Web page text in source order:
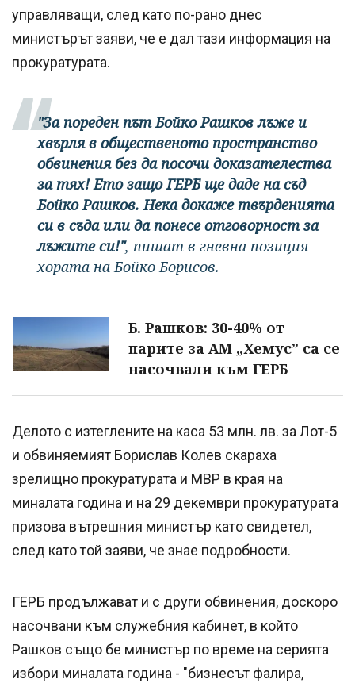
управляващи, след като по-рано днес
министърът заяви, че е дал тази информация на
прокуратурата.
"За пореден път Бойко Рашков лъже и
хвърля в общественото пространство
обвинения без да посочи доказателества
за тях! Ето защо ГЕРБ ще даде на съд
Бойко Рашков. Нека докаже твърденията
си в съда или да понесе отговорност за
лъжите си!", пишат в гневна позиция
хората на Бойко Борисов.
Б. Рашков: 30-40% от
парите за АМ „Хемус” са се
насочвали към ГЕРБ
Делото с изтеглените на каса 53 млн. лв. за Лот-5
и обвиняемият Борислав Колев скараха
зрелищно прокуратурата и МВР в края на
миналата година и на 29 декември прокуратурата
призова вътрешния министър като свидетел,
след като той заяви, че знае подробности.
ГЕРБ продължават и с други обвинения, доскоро
насочвани към служебния кабинет, в който
Рашков също бе министър по време на серията
избори миналата година - "бизнесът фалира,